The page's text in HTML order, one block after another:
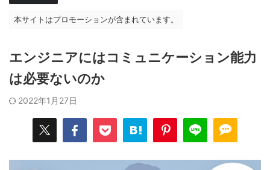
本サイトはプロモーションが含まれています。
エンジニアにはコミュニケーション能力
は必要ないのか
2022年1月27日